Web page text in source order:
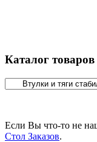
Каталог товаров
Если Вы что-то не
Стол Заказов.